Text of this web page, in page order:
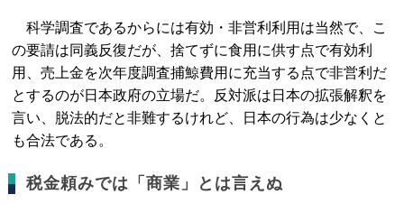
科学調査であるからには有効・非営利利用は当然で、こ
の要請は同義反復だが、捨てずに食用に供す点で有効利
用、売上金を次年度調査捕鯨費用に充当する点で非営利だ
とするのが日本政府の立場だ。反対派は日本の拡張解釈を
言い、脱法的だと非難するけれど、日本の行為は少なくと
も合法である。
税金頼みでは「商業」とは言えぬ